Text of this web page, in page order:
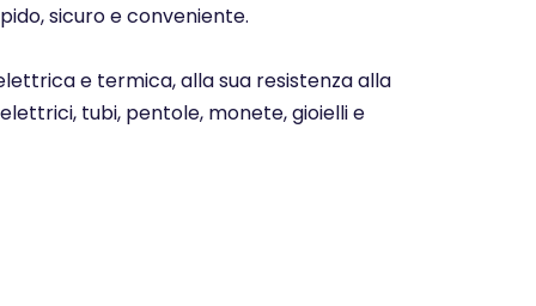
sicuro e conveniente.
e termica, alla sua resistenza alla
tubi, pentole, monete, gioielli e